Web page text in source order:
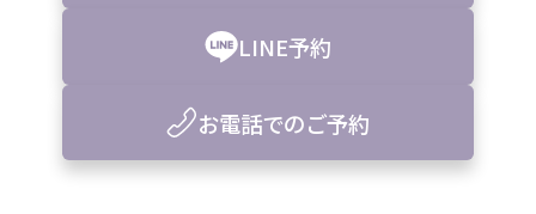
LINE予約
お電話でのご予約